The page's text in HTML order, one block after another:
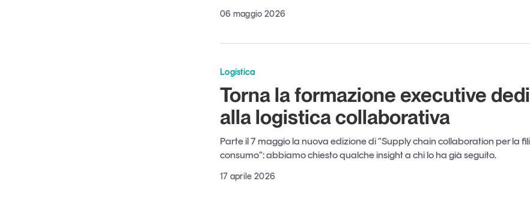
06 maggio 2026
Logistica
Torna la formazione executive
alla logistica collaborativa
Parte il 7 maggio la nuova edizione di “Supply chain collaboration per la
consumo”: abbiamo chiesto qualche insight a chi lo ha già seguito.
17 aprile 2026